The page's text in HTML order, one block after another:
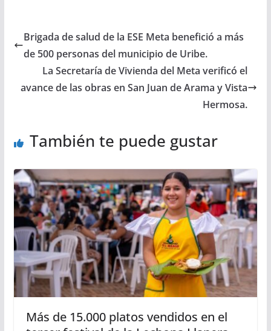
Brigada de salud de la ESE Meta benefició a más
de 500 personas del municipio de Uribe.
La Secretaría de Vivienda del Meta verificó el
avance de las obras en San Juan de Arama y Vista
Hermosa.
También te puede gustar
Más de 15.000 platos vendidos en el